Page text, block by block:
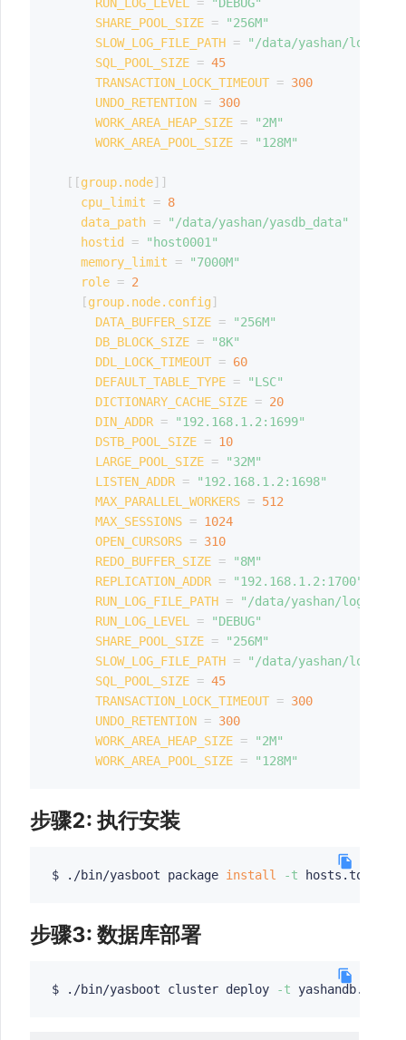
SHARE_POOL_SIZE =
"256M"
SLOW_LOG_FILE_PATH =
"/data/yashan/log"
SQL_POOL_SIZE = 45
TRANSACTION_LOCK_TIMEOUT = 300
UNDO_RETENTION = 300
WORK_AREA_HEAP_SIZE =
"2M"
WORK_AREA_POOL_SIZE = "128M"
[ [group.node] ]
cpu_limit
= 8
data_path =
"/data/yashan/yasdb_data"
hostid
=
"host0001"
memory_limit
=
"7000M"
role = 2
[group.node.config]
DATA_BUFFER_SIZE =
"256M"
DB_BLOCK_SIZE =
"8K"
DDL_LOCK_TIMEOUT = 60
DEFAULT_TABLE_TYPE =
"LSC"
DICTIONARY_CACHE_SIZE = 20
DIN_ADDR =
"192.168.1.2:1699"
DSTB_POOL_SIZE = 10
LARGE_POOL_SIZE =
"32M"
LISTEN_ADDR =
"192.168.1.2:1698"
MAX_PARALLEL_WORKERS = 512
MAX_SESSIONS = 1024
OPEN_CURSORS = 310
REDO_BUFFER_SIZE =
"8M"
REPLICATION_ADDR =
"192.168.1.2:1700"
RUN_LOG_FILE_PATH =
"/data/yashan/log"
RUN_LOG_LEVEL
=
"DEBUG"
SHARE_POOL_SIZE =
"256M"
SLOW_LOG_FILE_PATH =
"/data/yashan/log"
SQL_POOL_SIZE = 45
TRANSACTION_LOCK_TIMEOUT = 300
UNDO_RETENTION = 300
WORK_AREA_HEAP_SIZE =
"2M"
WORK_AREA_POOL_SIZE = "128M"
步骤2: 执行安装
$ ./bin/yasboot package install -t
步骤3: 数据库部署
$ ./bin/yasboot cluster deploy -t yashandb.toml